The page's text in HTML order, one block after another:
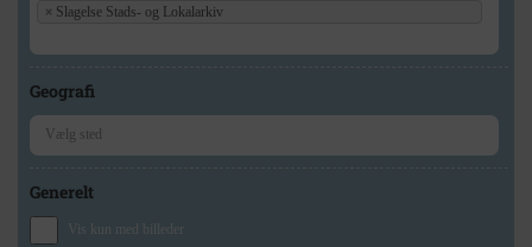
× Slagelse Stads- og Lokalarkiv
Geografi
Generelt
Vis kun med billeder